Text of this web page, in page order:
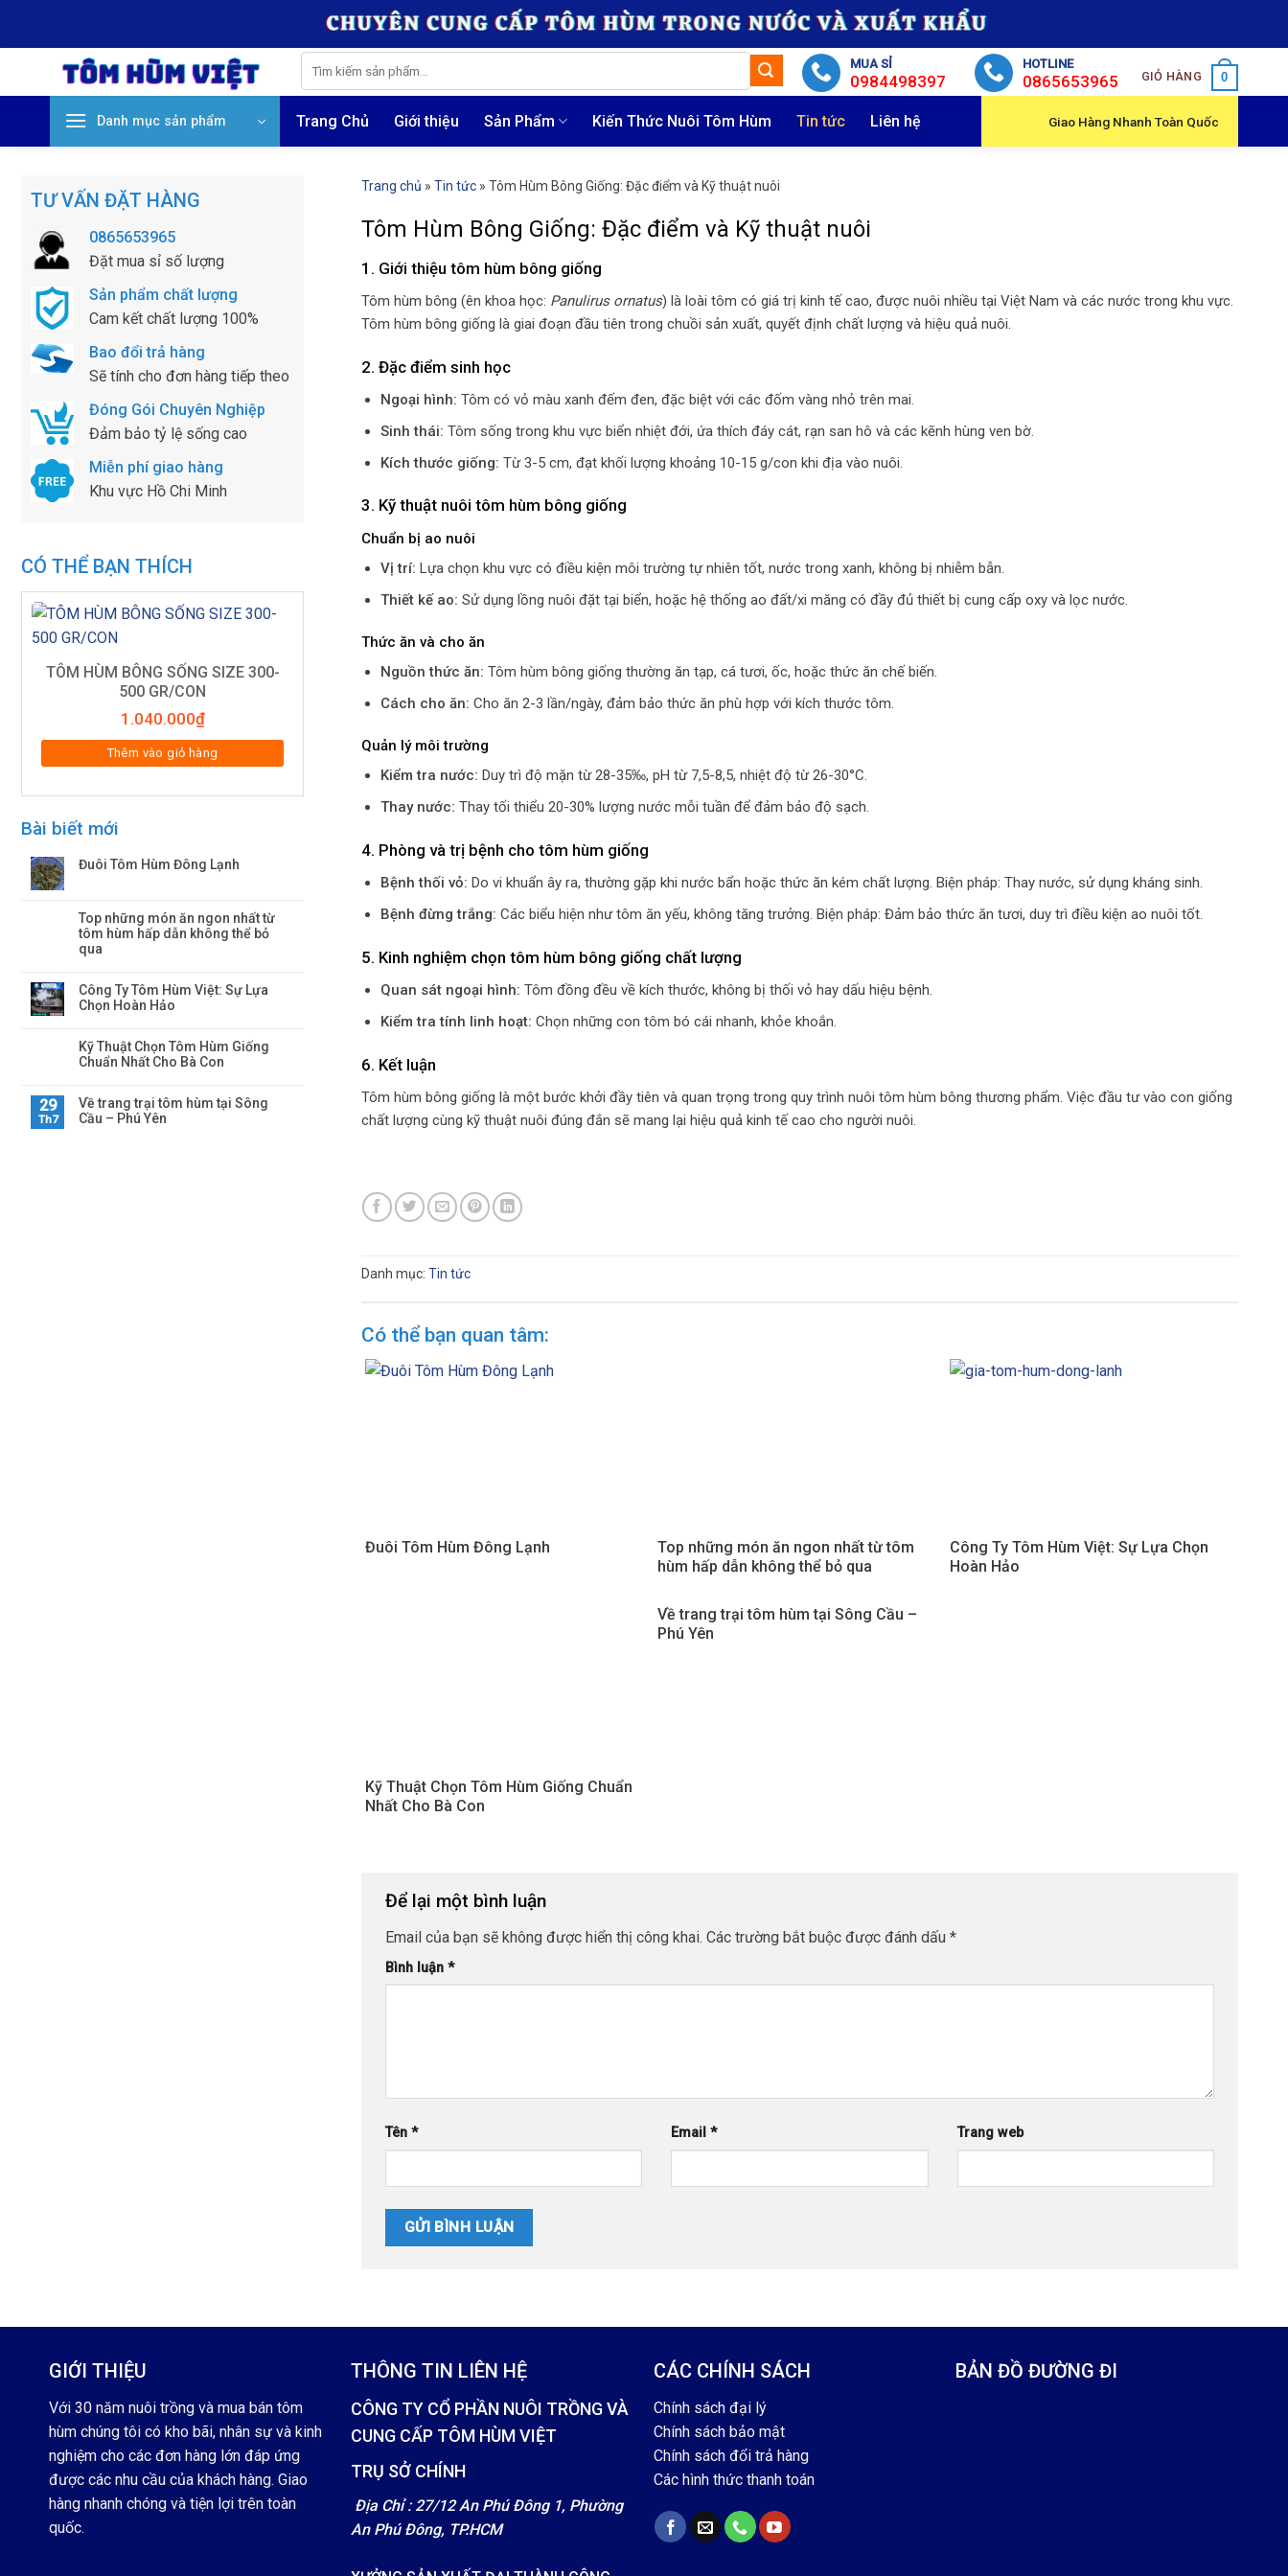
Tìm
kiếm:
MUA SỈ
0984498397
HOTLINE
0865653965 GIỎ HÀNG 0
Danh mục sản phẩm Trang Chủ Giới thiệu Sản Phẩm Kiến Thức Nuôi Tôm Hùm Tin tức Liên hệ Giao Hàng Nhanh Toàn Quốc
TƯ VẤN ĐẶT HÀNG
0865653965
Đặt mua sỉ số lượng
Sản phẩm chất lượng
Cam kết chất lượng 100%
Bao đổi trả hàng
Sẽ tính cho đơn hàng tiếp theo
Đóng Gói Chuyên Nghiệp
Đảm bảo tỷ lệ sống cao
Miễn phí giao hàng
Khu vực Hồ Chi Minh
CÓ THỂ BẠN THÍCH
TÔM HÙM BÔNG SỐNG SIZE 300-
500 GR/CON
1.040.000₫
Thêm vào giỏ hàng
Bài biết mới
Đuôi Tôm Hùm Đông Lạnh
Top những món ăn ngon nhất từ
tôm hùm hấp dẫn không thể bỏ
qua
Công Ty Tôm Hùm Việt: Sự Lựa
Chọn Hoàn Hảo
Kỹ Thuật Chọn Tôm Hùm Giống
Chuẩn Nhất Cho Bà Con
29
Th7
Về trang trại tôm hùm tại Sông
Cầu – Phú Yên
Trang chủ » Tin tức » Tôm Hùm Bông Giống: Đặc điểm và Kỹ thuật nuôi
Tôm Hùm Bông Giống: Đặc điểm và Kỹ thuật nuôi
1. Giới thiệu tôm hùm bông giống
Tôm hùm bông (ên khoa học: Panulirus ornatus) là loài tôm có giá trị kinh tế cao, được nuôi nhiều tại Việt Nam và các nước trong khu vực.
Tôm hùm bông giống là giai đoạn đầu tiên trong chuồi sản xuất, quyết định chất lượng và hiệu quả nuôi.
2. Đặc điểm sinh học
Ngoại hình: Tôm có vỏ màu xanh đếm đen, đặc biệt với các đốm vàng nhỏ trên mai.
Sinh thái: Tôm sống trong khu vực biển nhiệt đới, ứa thích đáy cát, rạn san hô và các kẽnh hùng ven bờ.
Kích thước giống: Từ 3-5 cm, đạt khối lượng khoảng 10-15 g/con khi địa vào nuôi.
3. Kỹ thuật nuôi tôm hùm bông giống
Chuẩn bị ao nuôi
Vị trí: Lựa chọn khu vực có điều kiện môi trường tự nhiên tốt, nước trong xanh, không bị nhiễm bẫn.
Thiết kế ao: Sử dụng lồng nuôi đặt tại biển, hoặc hệ thống ao đất/xi măng có đầy đủ thiết bị cung cấp oxy và lọc nước.
Thức ăn và cho ăn
Nguồn thức ăn: Tôm hùm bông giống thường ăn tạp, cá tươi, ốc, hoặc thức ăn chế biến.
Cách cho ăn: Cho ăn 2-3 lần/ngày, đảm bảo thức ăn phù hợp với kích thước tôm.
Quản lý môi trường
Kiểm tra nước: Duy trì độ mặn từ 28-35‰, pH từ 7,5-8,5, nhiệt độ từ 26-30°C.
Thay nước: Thay tối thiểu 20-30% lượng nước mỗi tuần để đảm bảo độ sạch.
4. Phòng và trị bệnh cho tôm hùm giống
Bệnh thối vỏ: Do vi khuẩn ây ra, thường gặp khi nước bẩn hoặc thức ăn kém chất lượng. Biện pháp: Thay nước, sử dụng kháng sinh.
Bệnh đừng trắng: Các biểu hiện như tôm ăn yếu, không tăng trưởng. Biện pháp: Đảm bảo thức ăn tươi, duy trì điều kiện ao nuôi tốt.
5. Kinh nghiệm chọn tôm hùm bông giống chất lượng
Quan sát ngoại hình: Tôm đồng đều về kích thước, không bị thối vỏ hay dấu hiệu bệnh.
Kiểm tra tính linh hoạt: Chọn những con tôm bó cái nhanh, khỏe khoắn.
6. Kết luận
Tôm hùm bông giống là một bước khởi đầy tiên và quan trọng trong quy trình nuôi tôm hùm bông thương phẩm. Việc đầu tư vào con giống
chất lượng cùng kỹ thuật nuôi đúng đắn sẽ mang lại hiệu quả kinh tế cao cho người nuôi.
Danh mục: Tin tức
Có thể bạn quan tâm:
Đuôi Tôm Hùm Đông Lạnh
Top những món ăn ngon nhất từ tôm
hùm hấp dẫn không thể bỏ qua
Công Ty Tôm Hùm Việt: Sự Lựa Chọn
Hoàn Hảo
Kỹ Thuật Chọn Tôm Hùm Giống Chuẩn
Nhất Cho Bà Con
Về trang trại tôm hùm tại Sông Cầu –
Phú Yên
Để lại một bình luận
Email của bạn sẽ không được hiển thị công khai. Các trường bắt buộc được đánh dấu *
Bình luận *
Tên * Email* Trang web
GIỚI THIỆU
Với 30 năm nuôi trồng và mua bán tôm
hùm chúng tôi có kho bãi, nhân sự và kinh
nghiệm cho các đơn hàng lớn đáp ứng
được các nhu cầu của khách hàng. Giao
hàng nhanh chóng và tiện lợi trên toàn
quốc.
THÔNG TIN LIÊN HỆ
CÔNG TY CỔ PHẦN NUÔI TRỒNG VÀ
CUNG CẤP TÔM HÙM VIỆT
TRỤ SỞ CHÍNH
Địa Chỉ : 27/12 An Phú Đông 1, Phường
An Phú Đông, TP.HCM
CÁC CHÍNH SÁCH
Chính sách đại lý
Chính sách bảo mật
Chính sách đổi trả hàng
Các hình thức thanh toán
BẢN ĐỒ ĐƯỜNG ĐI